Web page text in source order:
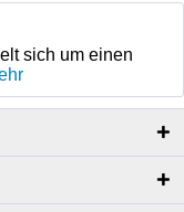
sich um einen